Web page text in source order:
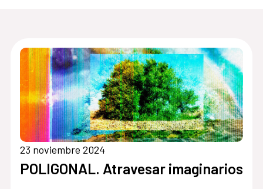
23 noviembre 2024
POLIGONAL. Atravesar imaginarios